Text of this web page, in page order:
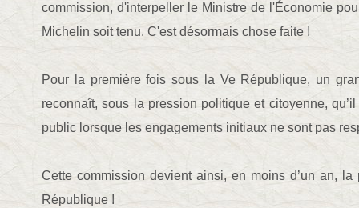
commission, d'interpeller le Ministre de l'Économie
Michelin soit tenu. C'est désormais chose faite !
Pour la première fois sous la Ve République, un
reconnaît, sous la pression politique et citoyenne,
public lorsque les engagements initiaux ne sont pas
Cette commission devient ainsi, en moins d’un an,
République !